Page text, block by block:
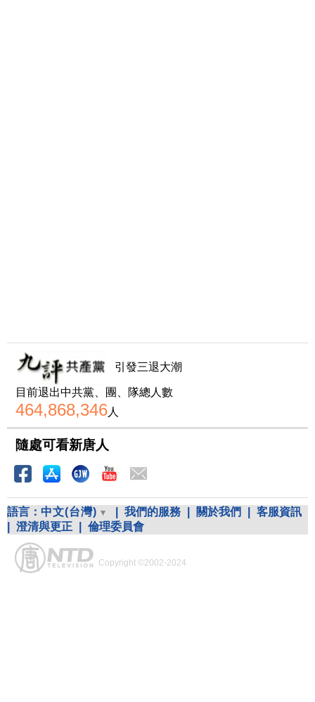
引發三退大潮
目前退出中共黨、團、隊總人數
464,868,346人
隨處可看新唐人
語言： 中文(台灣) 我們的服務 關於我們
客服資訊
澄清與更正 倫理委員會
Copyright ©2002-2024